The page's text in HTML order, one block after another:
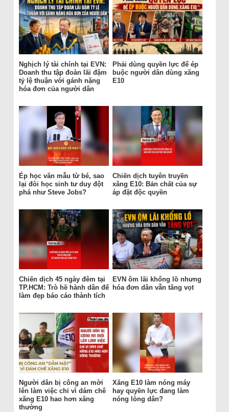
Nghịch lý tài chính tại EVN:
Doanh thu tập đoàn lãi đậm
tỷ lệ thuận với gánh nặng
hóa đơn của người dân
Phải dùng quyền lực để ép
buộc người dân dùng xăng
E10
Ép học văn mẫu từ bé, sao
lại đòi học sinh tư duy đột
phá như Steve Jobs?
Chiến dịch tuyên truyền
xăng E10: Bản chất của sự
áp đặt độc quyền
Chiến dịch 45 ngày đêm tại
TP.HCM: Trò hề hành dân để
làm đẹp báo cáo thành tích
EVN ôm lãi khổng lồ nhưng
hóa đơn dân vẫn tăng vọt
Người dân bị công an mời
lên làm việc chỉ vì dám chê
xăng E10 hao hơn xăng
thường
Xăng E10 làm nóng máy
hay quyền lực đang làm
nóng lòng dân?